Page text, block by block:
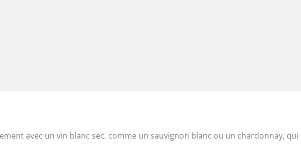
avec un vin blanc sec, comme un sauvignon blanc ou un chardonnay, qui